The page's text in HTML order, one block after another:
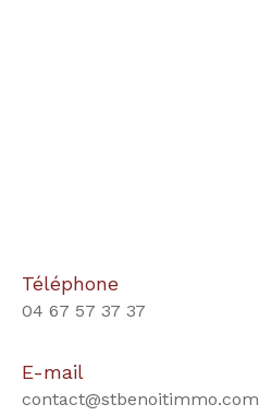
Téléphone
04 67 57 37 37
E-mail
contact@stbenoitimmo.com